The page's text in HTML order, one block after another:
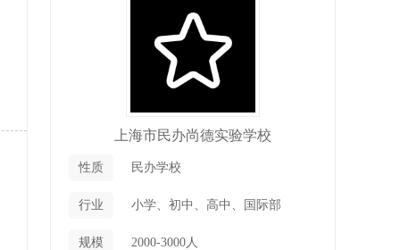
上海市民办尚德实验学校
性质 民办学校
行业 小学、初中、高中、国际部
规模 2000-3000人